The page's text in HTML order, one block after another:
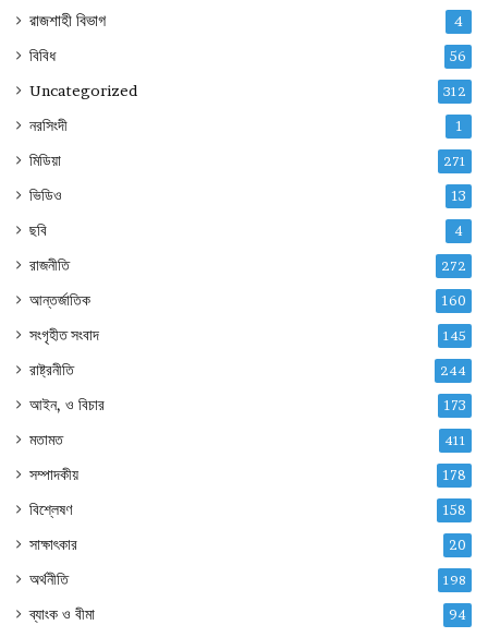
রাজশাহী বিভাগ 4
বিবিধ 56
Uncategorized 312
নরসিংদী 1
মিডিয়া 271
ভিডিও 13
ছবি 4
রাজনীতি 272
আন্তর্জাতিক 160
সংগৃহীত সংবাদ 145
রাষ্ট্রনীতি 244
আইন, ও বিচার 173
মতামত 411
সম্পাদকীয় 178
বিশ্লেষণ 158
সাক্ষাৎকার 20
অর্থনীতি 198
ব্যাংক ও বীমা 94